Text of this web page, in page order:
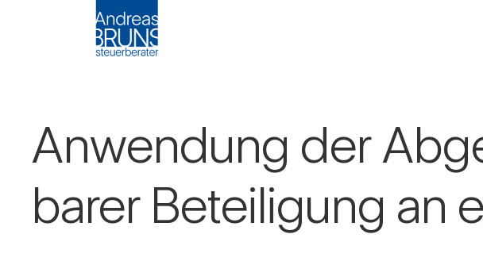
Anwen­dung der
barer Betei­li­gung an